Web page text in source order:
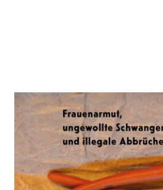
Delikt
Zur Wunschliste hinzufügen